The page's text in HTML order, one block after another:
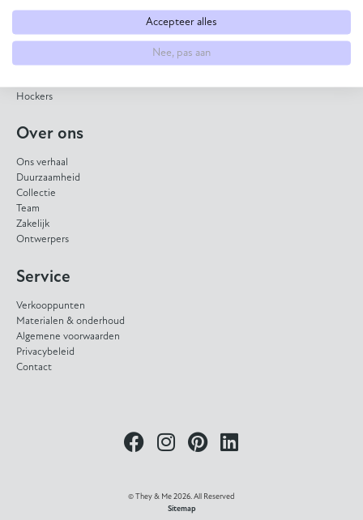
Salontafels
Banken
Hockers
Over ons
Ons verhaal
Duurzaamheid
Collectie
Team
Zakelijk
Ontwerpers
Service
Verkooppunten
Materialen & onderhoud
Algemene voorwaarden
Privacybeleid
Contact
© They & Me 2026. All Reserved
Sitemap
Accepteer alles
Nee, pas aan